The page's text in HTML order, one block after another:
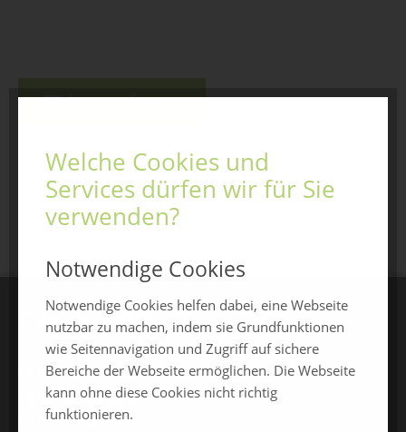
Jetzt anfragen
zurück zur Übersicht
CHAMLAND MESSEN
ChamlandSchau
ChamLandleben
ChamlandBau
Welche Cookies und
Services dürfen wir für Sie
verwenden?
Notwendige Cookies
Notwendige Cookies helfen dabei, eine Webseite
nutzbar zu machen, indem sie Grundfunktionen
wie Seitennavigation und Zugriff auf sichere
Bereiche der Webseite ermöglichen. Die Webseite
kann ohne diese Cookies nicht richtig
funktionieren.